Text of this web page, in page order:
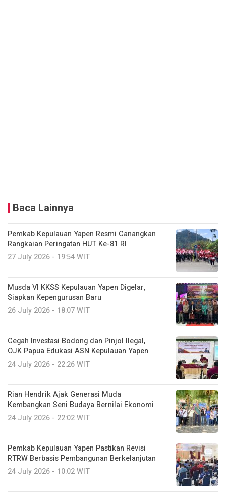
Baca Lainnya
Pemkab Kepulauan Yapen Resmi Canangkan
Rangkaian Peringatan HUT Ke-81 RI
27 July 2026 - 19:54 WIT
Musda VI KKSS Kepulauan Yapen Digelar,
Siapkan Kepengurusan Baru
26 July 2026 - 18:07 WIT
Cegah Investasi Bodong dan Pinjol Ilegal,
OJK Papua Edukasi ASN Kepulauan Yapen
24 July 2026 - 22:26 WIT
Rian Hendrik Ajak Generasi Muda
Kembangkan Seni Budaya Bernilai Ekonomi
24 July 2026 - 22:02 WIT
Pemkab Kepulauan Yapen Pastikan Revisi
RTRW Berbasis Pembangunan Berkelanjutan
24 July 2026 - 10:02 WIT